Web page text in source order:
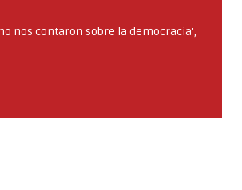
nos contaron sobre la democracia',